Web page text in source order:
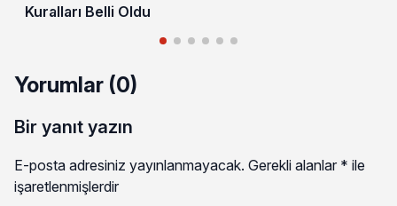
Kuralları Belli Oldu
Yorumlar (0)
Bir yanıt yazın
E-posta adresiniz yayınlanmayacak. Gerekli alanlar * ile
işaretlenmişlerdir